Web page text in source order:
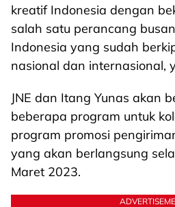
kreatif Indonesia dengan
salah satu perancang
Indonesia yang sudah
nasional dan internasional,
JNE dan Itang Yunas akan
beberapa program untuk
program promosi
yang akan berlangsung
Maret 2023.